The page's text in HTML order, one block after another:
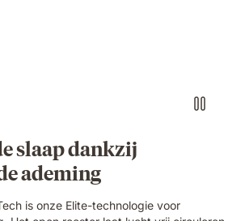
slaap dankzij
ademing
is onze Elite-technologie voor